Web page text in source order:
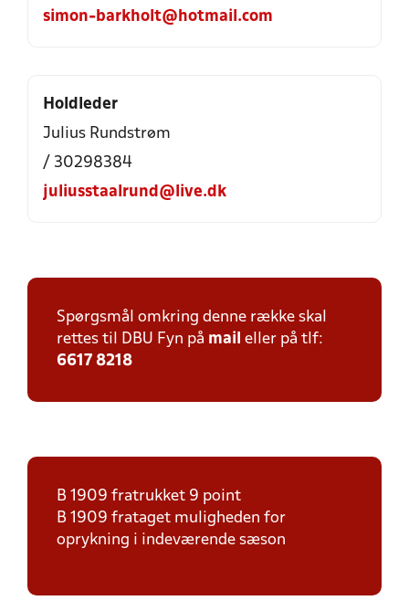
simon-barkholt@hotmail.com
Holdleder
Julius Rundstrøm
/ 30298384
juliusstaalrund@live.dk
Spørgsmål omkring denne række skal
rettes til DBU Fyn på mail eller på tlf:
6617 8218
B 1909 fratrukket 9 point
B 1909 frataget muligheden for
oprykning i indeværende sæson